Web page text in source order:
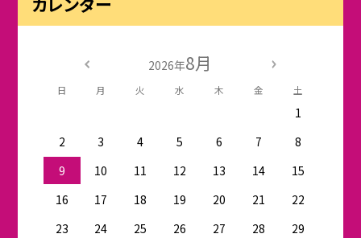
2026年8月
日 月 火 水 木 金 土
1
2
3 4 5 6 7
8
9
10 11 12 13 14
15
16
17 18 19 20 21
22
23
24 25 26 27 28
29